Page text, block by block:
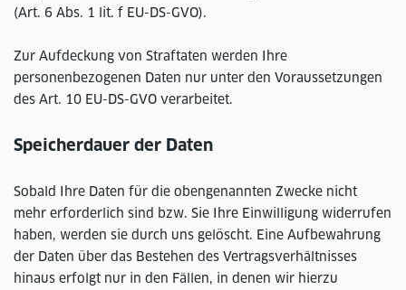
(Art. 6 Abs. 1 lit. f EU-DS-GVO).
Zur Aufdeckung von Straftaten werden Ihre
personenbezogenen Daten nur unter den Voraussetzungen
des Art. 10 EU-DS-GVO verarbeitet.
Speicherdauer der Daten
Sobald Ihre Daten für die obengenannten Zwecke nicht
mehr erforderlich sind bzw. Sie Ihre Einwilligung widerrufen
haben, werden sie durch uns gelöscht. Eine Aufbewahrung
der Daten über das Bestehen des Vertragsverhältnisses
hinaus erfolgt nur in den Fällen, in denen wir hierzu